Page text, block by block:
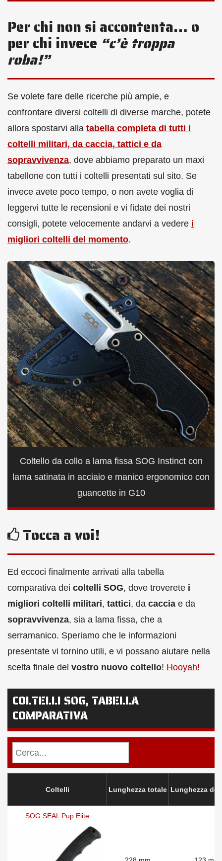
Per chi non si accontenta… o
per chi invece “c’è troppa
roba!”
Se volete fare delle ricerche più ampie, e
confrontare diversi coltelli di diverse marche, potete
allora spostarvi alla tabella completa di tutti i
coltelli militari, da caccia, tattici e da
sopravvivenza, dove abbiamo preparato un maxi
tabellone con tutti i coltelli presentati sul sito. Se
invece avete poco tempo, o non avete voglia di
leggervi tutte le recensioni e vi fidate dei nostri
consigli, potete velocemente andarvi a vedere i
migliori coltelli del momento.
Coltello da collo a lama fissa SOG Instinct con
lama satinata in acciaio e manico ergonomico con
guancette in G10
Tocca a voi!
Ed eccoci finalmente arrivati alla tabella
comparativa dei coltelli SOG, dove troverete i
migliori coltelli militari, tattici, da caccia e da
sopravvivenza, sia a lama fissa, che a
serramanico. Speriamo che le informazioni
presentate vi tornino utili, e vi possano aiutare nella
scelta finale del vostro nuovo coltello! Hooyah!
COLTELLI SOG, TABELLA
COMPARATIVA
Coltelli Lunghezza totale Lunghezza
SOG SEAL Pup Elite